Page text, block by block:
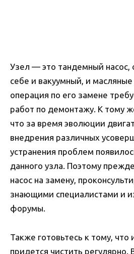
Узел — это тандемный
себе и вакуумный, и
операция по его замене
работ по демонтажу. К тому
что за время эволюции
внедрения различных
устранения проблем
данного узла. Поэтому
насос на замену,
знающими специалистами и
форумы.
Также готовьтесь к тому, что
придется чистить